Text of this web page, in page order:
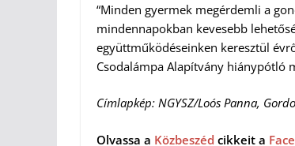
“Minden gyermek megérdemli a
mindennapokban kevesebb
együttműködéseinken keresztül
Csodalámpa Alapítvány hiánypótló
Címlapkép: NGYSZ/Loós Panna,
Olvassa a Közbeszéd cikkeit a